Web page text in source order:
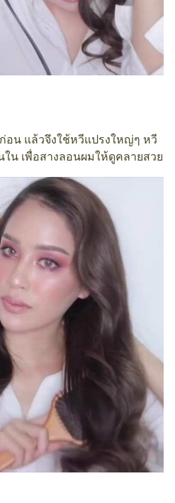
อน แล้วจึงใช้หวีแปรงใหญ่ๆ หวี
น เพื่อสางลอนผมให้ดูคลายสวย